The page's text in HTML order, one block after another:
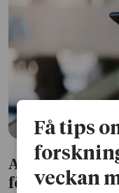
App kan hjälpa
Få tips
veckan